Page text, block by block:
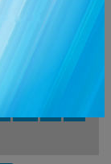
on line,